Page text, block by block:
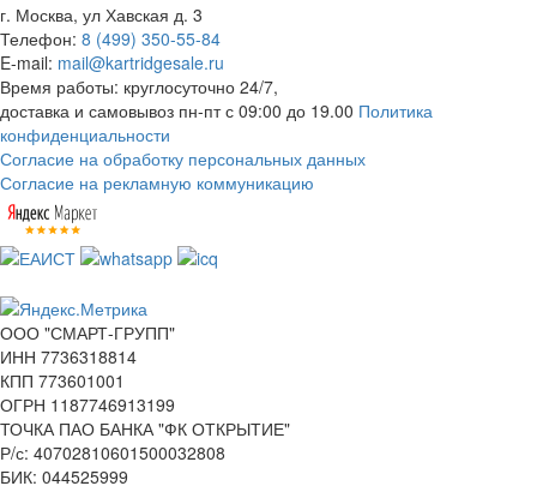
г. Москва, ул Хавская д. 3
Телефон: 8 (499) 350-55-84
E-mail: mail@kartridgesale.ru
Время работы: круглосуточно 24/7,
доставка и самовывоз пн-пт с 09:00 до 19.00 Политика
конфиденциальности
Согласие на обработку персональных данных
Согласие на рекламную коммуникацию
ООО "СМАРТ-ГРУПП"
ИНН 7736318814
КПП 773601001
ОГРН 1187746913199
ТОЧКА ПАО БАНКА "ФК ОТКРЫТИЕ"
Р/с: 40702810601500032808
БИК: 044525999